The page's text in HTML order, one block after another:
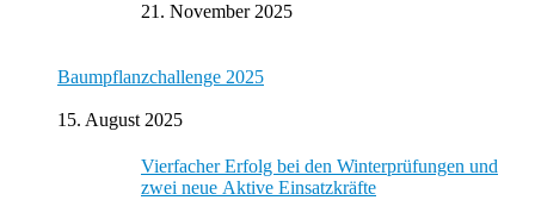
21. November 2025
Baumpflanzchallenge 2025
15. August 2025
Vierfacher Erfolg bei den Winterprüfungen und
zwei neue Aktive Einsatzkräfte